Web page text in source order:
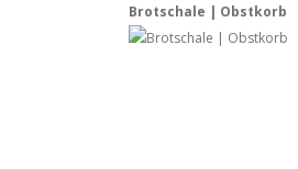
Brotschale | Obstkorb